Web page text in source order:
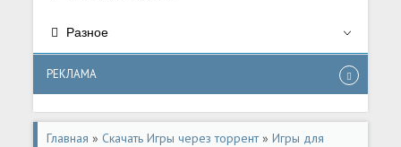
Разное
РЕКЛАМА
Главная » Скачать Игры через торрент»Игры для